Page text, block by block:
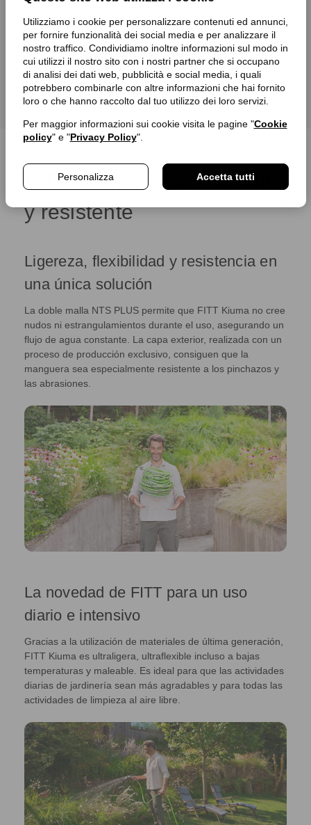
Utilizziamo i cookie per personalizzare contenuti ed annunci,
per fornire funzionalità dei social media e per analizzare il
nostro traffico. Condividiamo inoltre informazioni sul modo in
cui utilizzi il nostro sito con i nostri partner che si occupano
di analisi dei dati web, pubblicità e social media, i quali
potrebbero combinarle con altre informazioni che hai fornito
loro o che hanno raccolto dal tuo utilizzo dei loro servizi.
Per maggior informazioni sui cookie visita le pagine "Cookie
policy" e "Privacy Policy".
Personalizza Accetta tutti
Elegir opciones
FITT Kiuma: ligero, flexible
y resistente
Ligereza, flexibilidad y resistencia en
una única solución
La doble malla NTS PLUS permite que FITT Kiuma no cree
nudos ni estrangulamientos durante el uso, asegurando un
flujo de agua constante. La capa exterior, realizada con un
proceso de producción exclusivo, consiguen que la
manguera sea especialmente resistente a los pinchazos y
las abrasiones.
La novedad de FITT para un uso
diario e intensivo
Gracias a la utilización de materiales de última generación,
FITT Kiuma es ultraligera, ultraflexible incluso a bajas
temperaturas y maleable. Es ideal para que las actividades
diarias de jardinería sean más agradables y para todas las
actividades de limpieza al aire libre.